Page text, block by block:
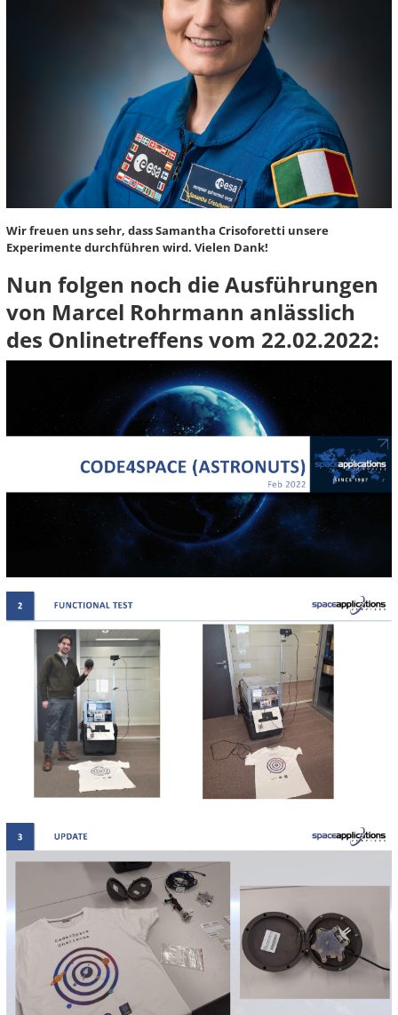
Wir freuen uns sehr, dass Samantha Crisoforetti unsere
Experimente durchführen wird. Vielen Dank!
Nun folgen noch die Ausführungen
von Marcel Rohrmann anlässlich
des Onlinetreffens vom 22.02.2022: